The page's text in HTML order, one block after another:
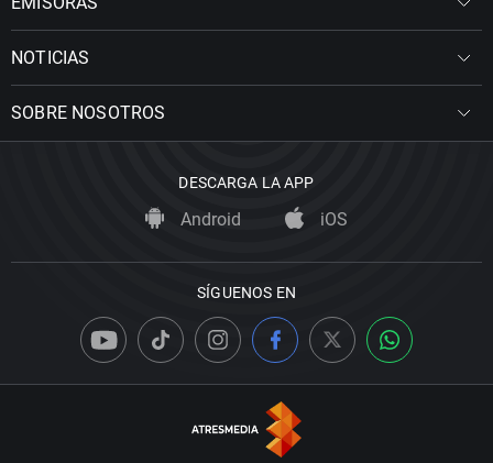
NOTICIAS
SOBRE NOSOTROS
DESCARGA LA APP
Android iOS
SÍGUENOS EN